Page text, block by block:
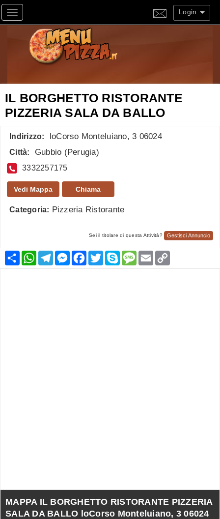
Toggle navigation Login
IL BORGHETTO RISTORANTE
PIZZERIA SALA DA BALLO
Indirizzo: loCorso Monteluiano, 3 06024
Città: Gubbio (Perugia)
3332257175
Vedi Mappa Chiama
Categoria: Pizzeria Ristorante
Sei il titolare di questa Attività? Gestisci Annuncio
CondividiWhatsApp
TelegramMessenger
Facebook
TwitterSkypeMessage
Email
MAPPA IL BORGHETTO RISTORANTE PIZZERIA
SALA DA BALLO loCorso Monteluiano, 3 06024